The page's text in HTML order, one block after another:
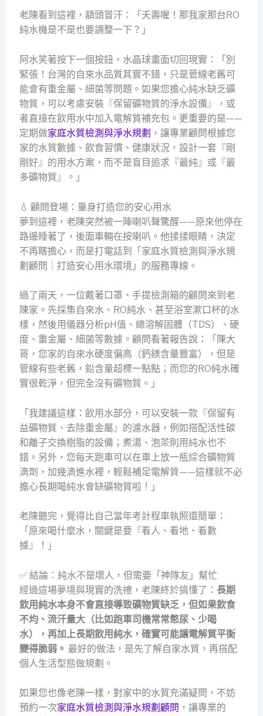
老陳看到這裡，額頭冒汗：「夭壽喔！那我家那台RO
純水機是不是也要調整一下？」
阿水笑著按下一個按鈕，水晶球畫面切回現實：「別
緊張！台灣的自來水品質其實不錯，只是管線老舊可
能會有重金屬、細菌等問題。如果您擔心純水缺乏礦
物質，可以考慮安裝『保留礦物質的淨水設備』，或
者直接在飲用水中加入電解質補充包。更重要的是——
定期做家庭水質檢測與淨水規劃 ，讓專業顧問根據您
家的水質數據、飲食習慣、健康狀況，設計一套『剛
剛好』的用水方案，而不是盲目追求『最純』或『最
多礦物質』。」
💧 顧問登場：量身打造您的安心用水
夢到這裡，老陳突然被一陣喇叭聲驚醒——原來他停在
路邊睡著了，後面車輛在按喇叭。他揉揉眼睛，決定
不再瞎擔心，而是打電話到「家庭水質檢測與淨水規
劃顧問｜打造安心用水環境」的服務專線。
過了兩天，一位戴著口罩、手提檢測箱的顧問來到老
陳家。先採集自來水、RO純水、甚至浴室漱口杯的水
樣，然後用儀器分析pH值、總溶解固體（TDS）、硬
度、重金屬、細菌等數據。顧問看著報告說：「陳大
哥，您家的自來水硬度偏高（鈣鎂含量豐富），但是
管線有些老舊，鉛含量超標一點點；而您的RO純水確
實很乾淨，但完全沒有礦物質。」
「我建議這樣：飲用水部分，可以安裝一款『保留有
益礦物質、去除重金屬』的濾水器，例如搭配活性碳
和離子交換樹脂的設備；煮湯、泡茶則用純水也不
錯。另外，您每天跑車可以在車上放一瓶綜合礦物質
滴劑，加幾滴進水裡，輕鬆補足電解質——這樣就不必
擔心長期喝純水會缺礦物質啦！」
老陳聽完，覺得比自己當年考計程車執照還簡單：
「原來喝什麼水，關鍵是要『看人、看地、看數
據』！」
✅ 結論：純水不是壞人，但需要「神隊友」幫忙
經過這場夢境與現實的洗禮，老陳終於搞懂了： 長期
飲用純水本身不會直接導致礦物質缺乏，但如果飲食
不均、流汗量大（比如跑車司機常常憋尿、少喝
水），再加上長期飲用純水，確實可能讓電解質平衡
變得脆弱。 最好的做法，是先了解自家水質，再搭配
個人生活型態做規劃。
如果您也像老陳一樣，對家中的水質充滿疑問，不妨
預約一次家庭水質檢測與淨水規劃顧問 ，讓專業的